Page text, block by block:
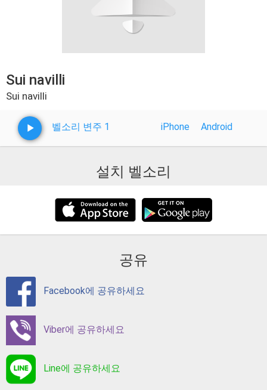
Sui navilli
Sui navilli
벨소리 변주 1 iPhone Android
설치 벨소리
공유
Facebook에 공유하세요
Viber에 공유하세요
Line에 공유하세요